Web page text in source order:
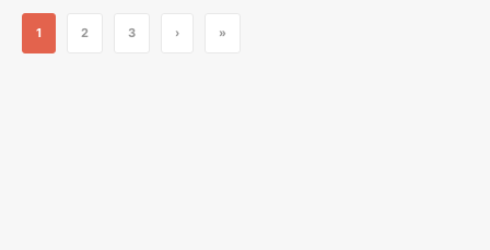
1 2 3 › »